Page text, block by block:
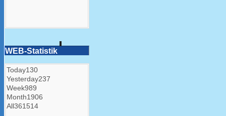
WEB-Statistik
Today130
Yesterday237
Week989
Month1906
All361514